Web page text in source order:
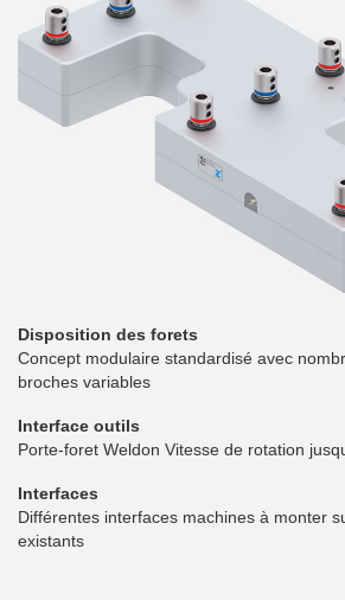
Disposition des forets
Concept modulaire standardisé avec
broches variables
Interface outils
Porte-foret Weldon Vitesse de rotation
Interfaces
Différentes interfaces machines à monter
existants